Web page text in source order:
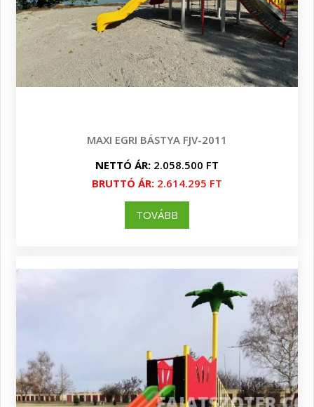
MAXI EGRI BÁSTYA FJV-2011
NETTÓ ÁR: 2.058.500 FT
BRUTTÓ ÁR: 2.614.295 FT
TOVÁBB